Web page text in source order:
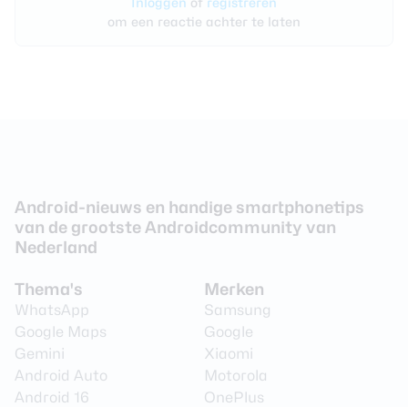
om een reactie achter te laten
Android-nieuws en handige smartphonetips
van de grootste Androidcommunity van
Nederland
Thema's
WhatsApp
Google Maps
Gemini
Android Auto
Android 16
Merken
Samsung
Google
Xiaomi
Motorola
OnePlus